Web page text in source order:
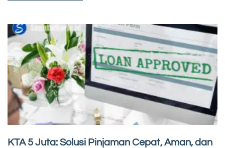
KTA 5 Juta: Solusi Pinjaman Cepat, Aman, dan